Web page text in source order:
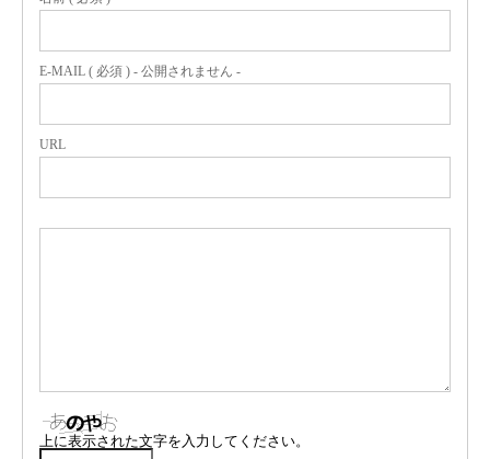
E-MAIL ( 必須 ) - 公開されません -
URL
上に表示された文字を入力してください。